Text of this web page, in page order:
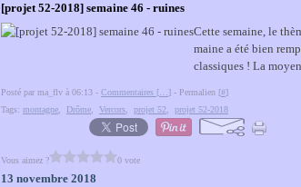
[projet 52-2018] semaine 46 - ruines
Cette semaine, le
maine a été bien
classiques ! La
Posté par ma_flv à 06:13 - Commentaires [ ] - Permalien [#]
Tags: montagne Drôme Vercors projet 52 projet 52-2018
Vous aimez ? 0 vote
13 novembre 2018